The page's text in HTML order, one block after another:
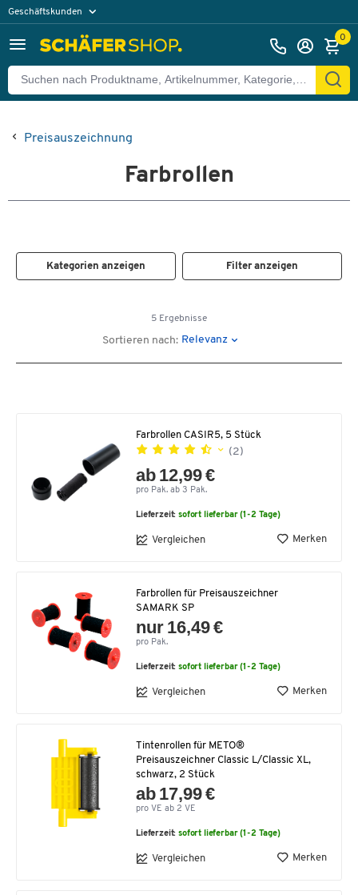
Geschäftskunden
0
Preisauszeichnung
Farbrollen
Kategorien anzeigen Filter anzeigen
5 Ergebnisse
Sortieren nach: Relevanz
Farbrollen CASIR5, 5 Stück
(2)
ab 12,99 €
pro Pak. ab 3 Pak.
Lieferzeit:sofort lieferbar (1-2 Tage)
Vergleichen Merken
Farbrollen für Preisauszeichner
SAMARK SP
nur 16,49 €
pro Pak.
Lieferzeit:sofort lieferbar (1-2 Tage)
Vergleichen Merken
Tintenrollen für METO®
Preisauszeichner Classic L/Classic XL,
schwarz, 2 Stück
ab 17,99 €
pro VE ab 2 VE
Lieferzeit:sofort lieferbar (1-2 Tage)
Vergleichen Merken